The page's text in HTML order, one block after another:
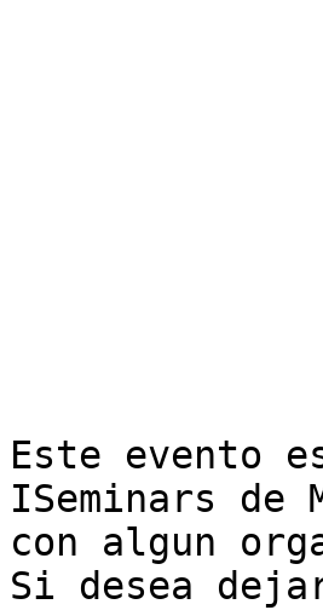
Este evento
ISeminars
con algun
Si desea